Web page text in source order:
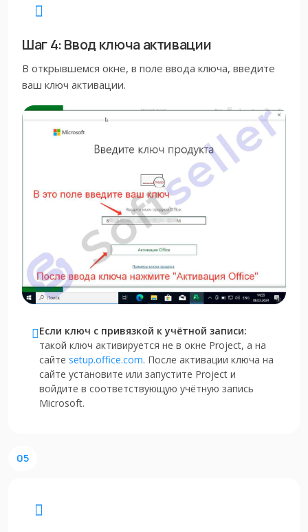
Шаг 4: Ввод ключа активации
В открывшемся окне, в поле ввода ключа, введите
ваш ключ активации.
Если ключ с привязкой к учётной записи:
такой ключ активируется не в окне Project, а на
сайте setup.office.com. После активации ключа на
сайте установите или запустите Project и
войдите в соответствующую учётную запись
Microsoft.
05